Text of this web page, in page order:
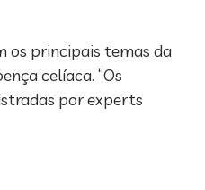
os principais temas da
celíaca. “Os
por experts